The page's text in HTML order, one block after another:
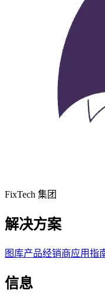
FixTech 集团
解决方案
图库产品经销商应用指
信息